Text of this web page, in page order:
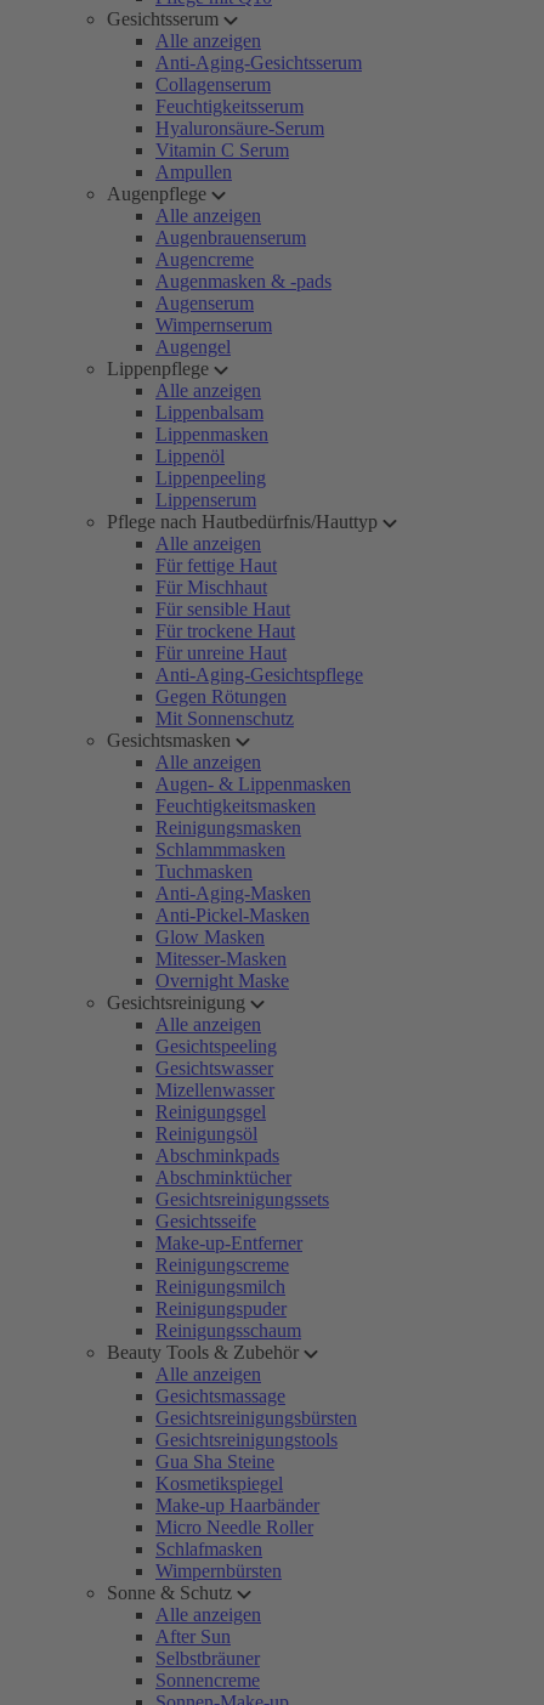
Gesichtsserum
Alle anzeigen
Anti-Aging-Gesichtsserum
Collagenserum
Feuchtigkeitsserum
Hyaluronsäure-Serum
Vitamin C Serum
Ampullen
Augenpflege
Alle anzeigen
Augenbrauenserum
Augencreme
Augenmasken & -pads
Augenserum
Wimpernserum
Augengel
Lippenpflege
Alle anzeigen
Lippenbalsam
Lippenmasken
Lippenöl
Lippenpeeling
Lippenserum
Pflege nach Hautbedürfnis/Hauttyp
Alle anzeigen
Für fettige Haut
Für Mischhaut
Für sensible Haut
Für trockene Haut
Für unreine Haut
Anti-Aging-Gesichtspflege
Gegen Rötungen
Mit Sonnenschutz
Gesichtsmasken
Alle anzeigen
Augen- & Lippenmasken
Feuchtigkeitsmasken
Reinigungsmasken
Schlammmasken
Tuchmasken
Anti-Aging-Masken
Anti-Pickel-Masken
Glow Masken
Mitesser-Masken
Overnight Maske
Gesichtsreinigung
Alle anzeigen
Gesichtspeeling
Gesichtswasser
Mizellenwasser
Reinigungsgel
Reinigungsöl
Abschminkpads
Abschminktücher
Gesichtsreinigungssets
Gesichtsseife
Make-up-Entferner
Reinigungscreme
Reinigungsmilch
Reinigungspuder
Reinigungsschaum
Beauty Tools & Zubehör
Alle anzeigen
Gesichtsmassage
Gesichtsreinigungsbürsten
Gesichtsreinigungstools
Gua Sha Steine
Kosmetikspiegel
Make-up Haarbänder
Micro Needle Roller
Schlafmasken
Wimpernbürsten
Sonne & Schutz
Alle anzeigen
After Sun
Selbstbräuner
Sonnencreme